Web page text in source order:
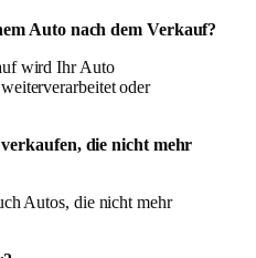
Auto nach dem Verkauf?
wird Ihr Auto
oder
die nicht mehr
Autos, die nicht mehr